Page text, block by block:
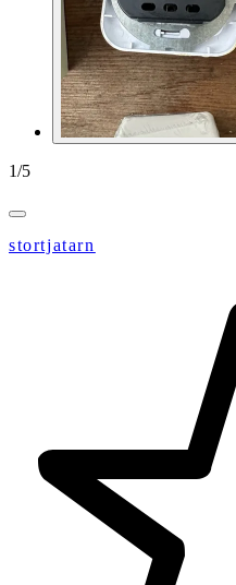
1/5
stortjatarn